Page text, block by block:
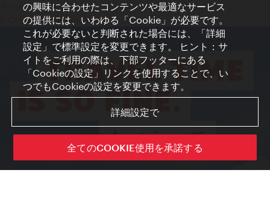
クッキーの設定
© Copyright WienTourismus
の興味に合わせたコンテンツや最適なサービス
の提供には、いわゆる「Cookie」が必要です。
これが必要ないと判断された場合には、「詳細
設定」で標準設定を変更できます。 ヒント：サ
イトをご利用の際は、下部フッターにある
「Cookieの設定」リンクを使用することで、い
つでもCookieの設定を変更できます。
詳細設定で
全てのCOOKIE使用を承諾する